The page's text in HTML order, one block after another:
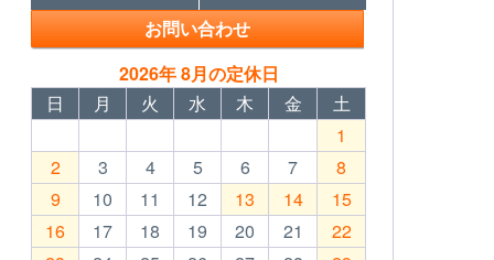
お問い合わせ
2026年 8月の定休日
日
月 火 水 木 金
土
1
2
3 4 5 6 7
8
9
10 11 12 13 14
15
16
17 18 19 20 21
22